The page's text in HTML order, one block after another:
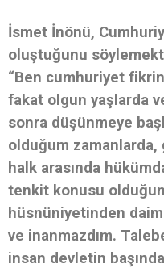
İsmet İnönü,
oluştuğunu
“Ben cumhuriyet
fakat olgun yaşlarda
sonra düşünmeye
olduğum
halk arasında
tenkit konusu
hüsnüniyetinden
ve inanmazdım.
insan devletin